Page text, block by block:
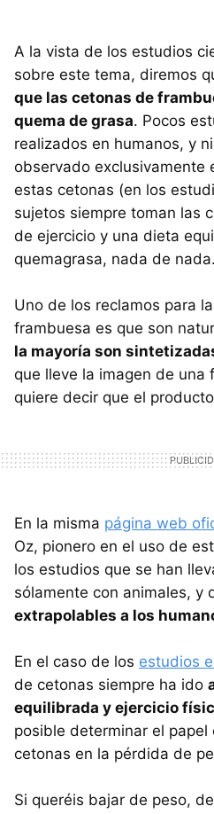
A la vista de los estudios
sobre este tema, diremos
que las cetonas de
quema de grasa. Pocos
realizados en humanos, y
observado exclusivamente
estas cetonas (en los
sujetos siempre toman las
de ejercicio y una dieta
quemagrasa, nada de nada.
Uno de los reclamos para
frambuesa es que son
la mayoría son
que lleve la imagen de una
quiere decir que el
En la misma página web
Oz, pionero en el uso de
los estudios que se han
sólamente con animales, y
extrapolables a los
En el caso de los estudios
de cetonas siempre ha ido
equilibrada y ejercicio
posible determinar el papel
cetonas en la pérdida de
Si queréis bajar de peso,